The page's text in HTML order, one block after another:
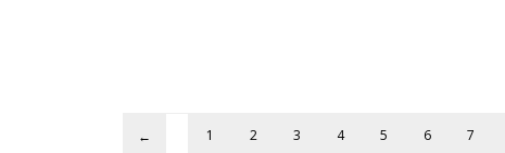
← 1 2 3 4 5 6 7